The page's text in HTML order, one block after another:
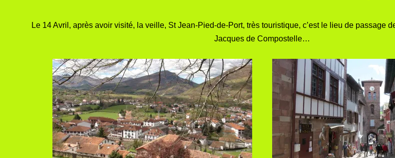
Le 14 Avril, après avoir visité, la veille, St Jean-Pied-de-Port, très touristique, c’est le lieu de passage
Jacques de Compostelle…